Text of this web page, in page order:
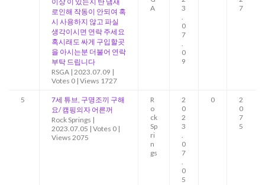
로인해 작동이 안되여 혹
시 사용하지 않고 파실
생각이시면 연락 주세요
혹시래도 싸게 구입할곳
을 아시는분 더불어 연락
부탁 드립니다
RSGA | 2023.07.09 |
Votes 0 | Views 1727
A
3
.
0
7
.
0
9
7
5
7세 튜브, 구명조끼 구해
요/ 캠핑의자 어른꺼
Rock Springs |
2023.07.05 | Votes 0 |
Views 2075
R
o
ck
Sp
ri
n
gs
2
0
2
3
.
0
7
.
0
5
0
2
0
7
5